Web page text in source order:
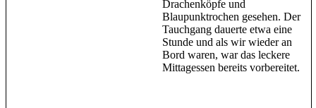
Drachenköpfe und
Blaupunktrochen gesehen. Der
Tauchgang dauerte etwa eine
Stunde und als wir wieder an
Bord waren, war das leckere
Mittagessen bereits vorbereitet.